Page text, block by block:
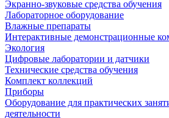
Экранно-звуковые средства обучения
Лабораторное оборудование
Влажные препараты
Интерактивные демонстрационные
Экология
Цифровые лаборатории и датчики
Технические средства обучения
Комплект коллекций
Приборы
Оборудование для практических
деятельности